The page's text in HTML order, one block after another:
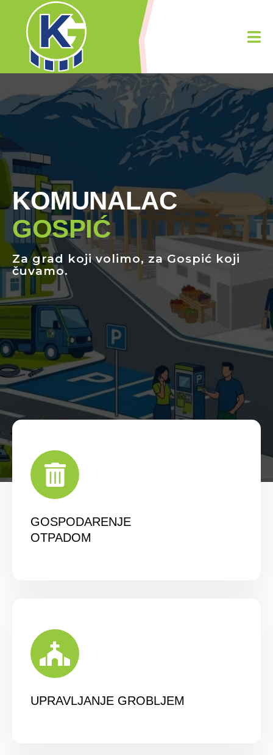
KOMUNALAC
GOSPIĆ
Za grad kojivolimo, za Gospić
čuvamo.
GOSPODARENJE
OTPADOM
UPRAVLJANJE GROBLJEM